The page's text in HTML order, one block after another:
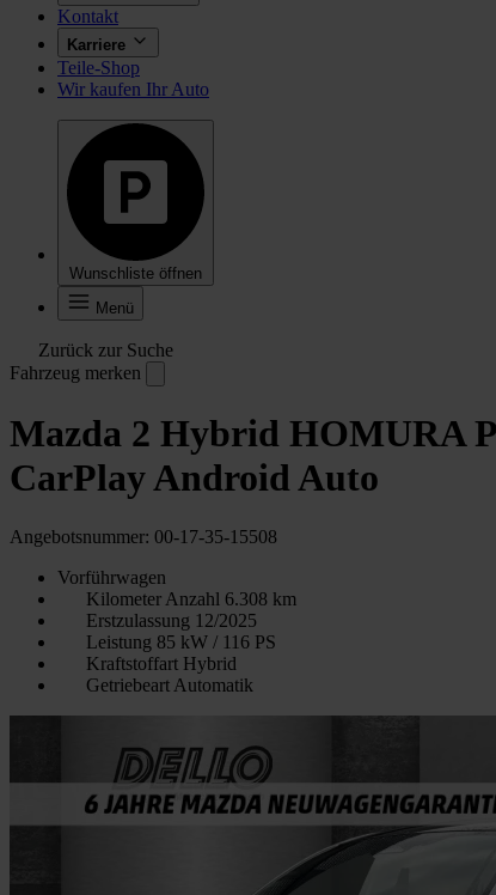
Kontakt
Karriere
Teile-Shop
Wir kaufen Ihr Auto
Wunschliste öffnen
Menü
Zurück zur Suche
Fahrzeug merken
Mazda 2 Hybrid HOMURA
CarPlay Android Auto
Angebotsnummer: 00-17-35-15508
Vorführwagen
Kilometer Anzahl 6.308 km
Erstzulassung 12/2025
Leistung 85 kW / 116 PS
Kraftstoffart Hybrid
Getriebeart Automatik